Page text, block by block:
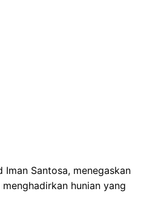
Iman Santosa, menegaskan
hunian yang